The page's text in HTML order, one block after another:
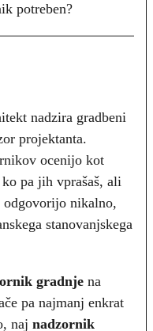
potreben?
nadzira gradbeni
projektanta.
ocenijo kot
pa jih vprašaš, ali
odgovorijo nikalno,
stanovanjskega
gradnje na
pa najmanj enkrat
naj nadzornik